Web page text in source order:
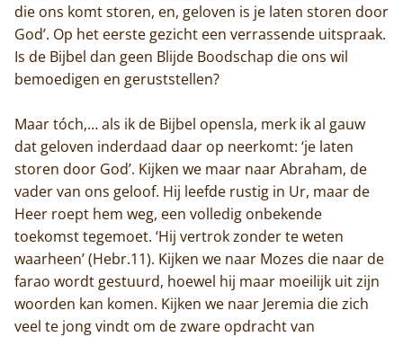
die ons komt storen, en, geloven is je laten storen door
God’. Op het eerste gezicht een verrassende uitspraak.
Is de Bijbel dan geen Blijde Boodschap die ons wil
bemoedigen en geruststellen?
Maar tóch,… als ik de Bijbel opensla, merk ik al gauw
dat geloven inderdaad daar op neerkomt: ‘je laten
storen door God’. Kijken we maar naar Abraham, de
vader van ons geloof. Hij leefde rustig in Ur, maar de
Heer roept hem weg, een volledig onbekende
toekomst tegemoet. ‘Hij vertrok zonder te weten
waarheen’ (Hebr.11). Kijken we naar Mozes die naar de
farao wordt gestuurd, hoewel hij maar moeilijk uit zijn
woorden kan komen. Kijken we naar Jeremia die zich
veel te jong vindt om de zware opdracht van